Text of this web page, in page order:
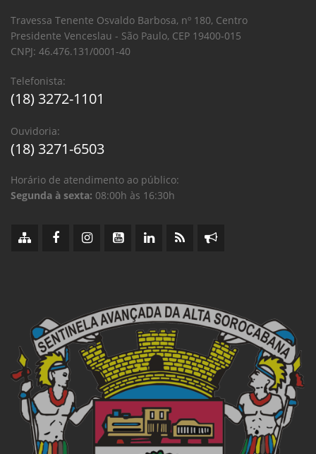
Travessa Tenente Osvaldo Barbosa, nº 180, Centro
Presidente Venceslau - São Paulo, CEP 19400-015
CNPJ: 46.476.131/0001-40
Telefonista:
(18) 3272-1101
Ouvidoria:
(18) 3271-6503
Horário de atendimento ao público:
Segunda à sexta: 08:00h às 16:30h